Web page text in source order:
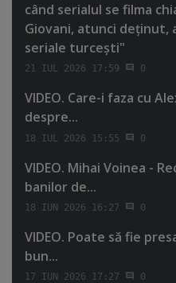
când serialul se filma
Giovani, atunci deţinut,
seriale turceşti"
21 IUL 2026 17:59 0
VIDEO. Care-i faza cu
despre...
18 IUL 2026 15:55 0
VIDEO. Mihai Voinea -
banilor de...
18 IUN 2026 16:27 0
VIDEO. Poate să fie
bun...
17 IUN 2026 17:27 0